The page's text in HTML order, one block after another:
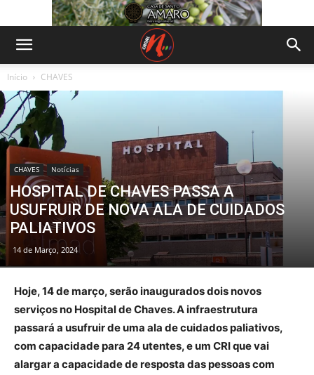
Início CHAVES
CHAVES Notícias
HOSPITAL DE CHAVES PASSA A
USUFRUIR DE NOVA ALA DE CUIDADOS
PALIATIVOS
14 de Março, 2024
Hoje, 14 de março, serão inaugurados dois novos
serviços no Hospital de Chaves. A infraestrutura
passará a usufruir de uma ala de cuidados paliativos,
com capacidade para 24 utentes, e um CRI que vai
alargar a capacidade de resposta das pessoas com